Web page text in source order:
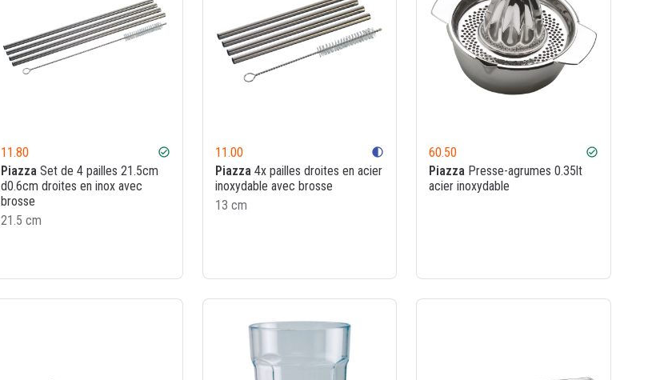
11.80 check_circle
PiazzaSet de 4 pailles 21.5cm
d0.6cm droites en inox avec
brosse
21.5 cm
11.00 contrast
Piazza4x pailles droites en acier
inoxydable avec brosse
13 cm
60.50 check_circle
Piazza Presse-agrumes 0.35lt
acier inoxydable